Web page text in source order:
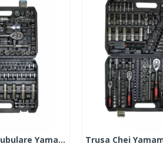
Trusa Chei Tubulare Yamamoto, 108 piese